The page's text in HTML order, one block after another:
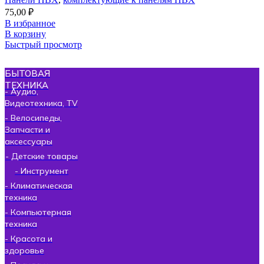
75,00 ₽
В избранное
В корзину
Быстрый просмотр
БЫТОВАЯ
ТЕХНИКА
- Аудио,
Видеотехника, TV
- Велосипеды,
Запчасти и
аксессуары
- Детские товары
- Инструмент
- Климатическая
техника
- Компьютерная
техника
- Красота и
здоровье